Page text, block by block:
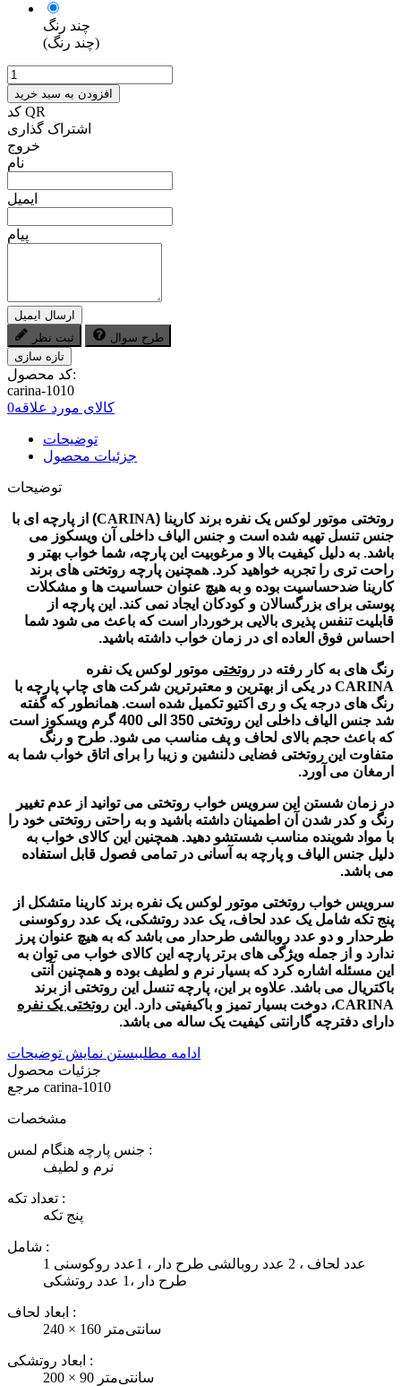
چند رنگ
(چند رنگ)
افزودن به سبد خرید
کد QR
اشتراک گذاری
خروج
نام
ایمیل
پیام
ارسال ایمیل
ثبت نظر
طرح سوال
کد محصول:
carina-1010
کالای مورد علاقه0
توضیحات
جزئیات محصول
توضیحات
روتختی موتور لوکس یک نفره برند کارینا (CARINA) از پارچه ای با
جنس تنسل تهیه شده است و جنس الیاف داخلی آن ویسکوز می
باشد. به دلیل کیفیت بالا و مرغوبیت این پارچه، شما خواب بهتر و
راحت تری را تجربه خواهید کرد. همچنین پارچه روتختی های برند
کارینا ضدحساسیت بوده و به هیچ عنوان حساسیت ها و مشکلات
پوستی برای بزرگسالان و کودکان ایجاد نمی کند. این پارچه از
قابلیت تنفس پذیری بالایی برخوردار است که باعث می شود شما
احساس فوق العاده ای در زمان خواب داشته باشید.
رنگ های به کار رفته در روتختی موتور لوکس یک نفره
CARINA در یکی از بهترین و معتبرترین شرکت های چاپ پارچه با
رنگ های درجه یک و ری اکتیو تکمیل شده است. همانطور که گفته
شد جنس الیاف داخلی این روتختی 350 الی 400 گرم ویسکوز است
که باعث حجم بالای لحاف و پف مناسب می شود. طرح و رنگ
متفاوت این روتختی فضایی دلنشین و زیبا را برای اتاق خواب شما به
ارمغان می آورد.
در زمان شستن این سرویس خواب روتختی می توانید از عدم تغییر
رنگ و کدر شدن آن اطمینان داشته باشید و به راحتی روتختی خود را
با مواد شوینده مناسب شستشو دهید. همچنین این کالای خواب به
دلیل جنس الیاف و پارچه به آسانی در تمامی فصول قابل استفاده
می باشد.
سرویس خواب روتختی موتور لوکس یک نفره برند کارینا متشکل از
پنج تکه شامل یک عدد لحاف، یک عدد روتشکی، یک عدد روکوسنی
طرحدار و دو عدد روبالشی طرحدار می باشد که به هیچ عنوان پرز
ندارد و از جمله ویژگی های برتر پارچه این کالای خواب می توان به
این مسئله اشاره کرد که بسیار نرم و لطیف بوده و همچنین آنتی
باکتریال می باشد. علاوه بر این، پارچه تنسل این روتختی از برند
CARINA، دوخت بسیار تمیز و باکیفیتی دارد. این روتختی یک نفره
دارای دفترچه گارانتی کیفیت یک ساله می باشد.
ادامه مطلببستن نمایش توضیحات
جزئیات محصول
carina-1010
مشخصات
جنس پارچه هنگام لمس :
نرم و لطیف
تعداد تکه :
پنج تکه
شامل :
1 عدد لحاف ، 2 عدد روبالشی طرح دار ، 1عدد روکوسنی
طرح دار ،1 عدد روتشکی
ابعاد لحاف :
240 × 160 سانتی‌متر
ابعاد روتشکی :
200 × 90 سانتی‌متر